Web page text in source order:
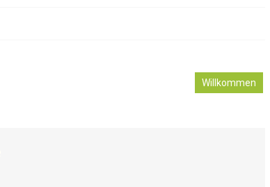
Willkommen